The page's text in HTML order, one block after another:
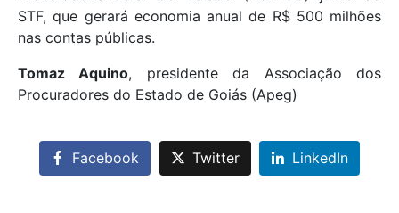
STF, que gerará economia anual de R$ 500 milhões
nas contas públicas.
Tomaz Aquino, presidente da Associação dos
Procuradores do Estado de Goiás (Apeg)
Facebook Twitter LinkedIn